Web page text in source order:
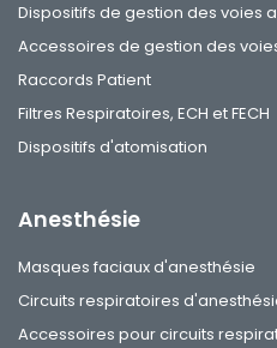
Dispositifs de gestion des voies
Accessoires de gestion des
Raccords Patient
Filtres Respiratoires, ECH et FECH
Dispositifs d'atomisation
Anesthésie
Masques faciaux d'anesthésie
Circuits respiratoires
Accessoires pour circuits